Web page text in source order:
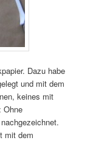
Dazu habe
und mit dem
keines mit
Ohne
mit dem